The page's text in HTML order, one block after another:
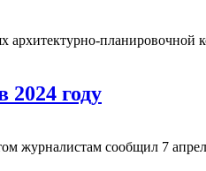
году
журналистам сообщил 7